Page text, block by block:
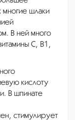
шлаки
В ней много
C, B1,
кислоту
В шпинате
стимулирует